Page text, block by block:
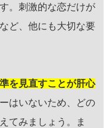
。刺激的な恋だけが
ど、他にも大切な要
を見直すことが肝心
はいないため、どの
てみましょう。ま